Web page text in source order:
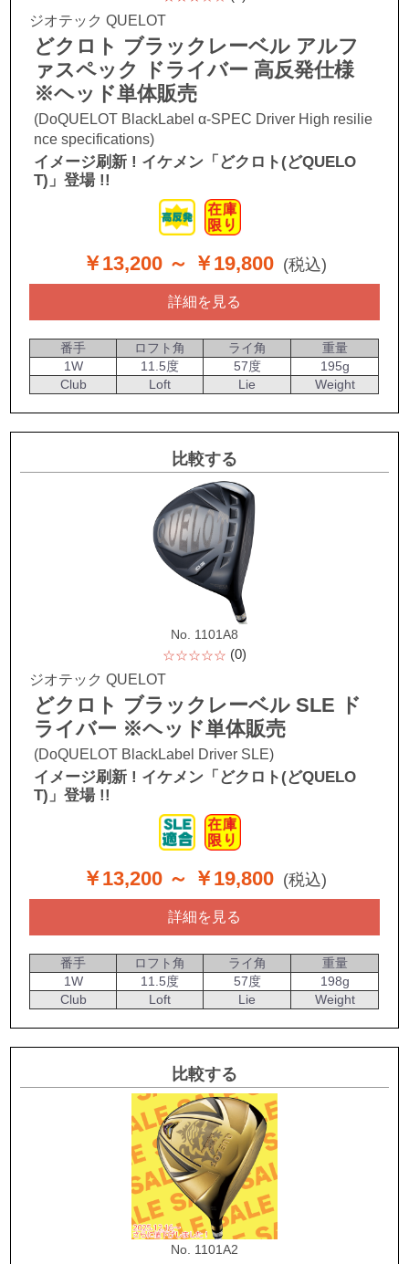
ジオテック QUELOT
どクロト ブラックレーベル アルフ
ァスペック ドライバー 高反発仕様
※ヘッド単体販売
(DoQUELOT BlackLabel α-SPEC Driver High resilie
nce specifications)
イメージ刷新 ! イケメン「どクロト(どQUELO
T)」登場 !!
￥13,200 ～ ￥19,800 (税込)
詳細を見る
番手 ロフト角 ライ角
重量
1W
11.5度 57度
195g
Club
Loft Lie Weight
比較する
No. 1101A8
☆☆☆☆☆ (0)
ジオテック QUELOT
どクロト ブラックレーベル SLE ド
ライバー ※ヘッド単体販売
(DoQUELOT BlackLabel Driver SLE)
イメージ刷新 ! イケメン「どクロト(どQUELO
T)」登場 !!
￥13,200 ～ ￥19,800 (税込)
詳細を見る
番手 ロフト角 ライ角
重量
1W
11.5度 57度
198g
Club
Loft Lie Weight
比較する
No. 1101A2